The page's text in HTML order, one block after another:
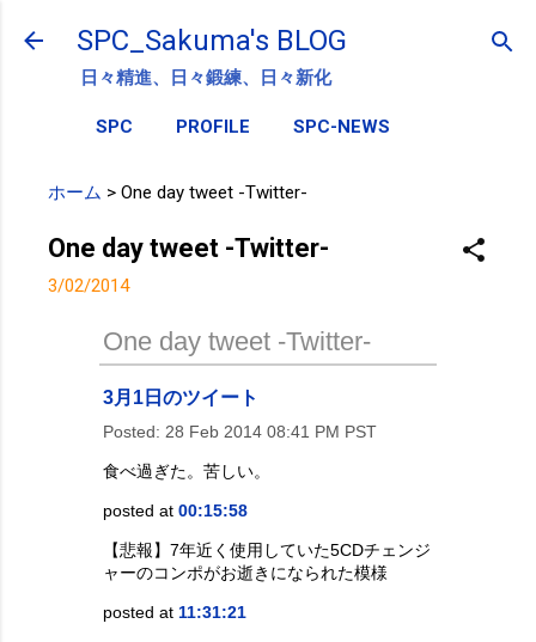
スキップしてメイン コンテンツに移動
SPC_Sakuma's BLOG
日々精進、日々鍛練、日々新化
SPC PROFILE SPC-NEWS
ホーム > One day tweet -Twitter-
One day tweet -Twitter-
3/02/2014
One day tweet -Twitter-
3月1日のツイート
Posted: 28 Feb 2014 08:41 PM PST
食べ過ぎた。苦しい。
posted at 00:15:58
【悲報】7年近く使用していた5CDチェンジ
ャーのコンポがお逝きになられた模様
posted at 11:31:21